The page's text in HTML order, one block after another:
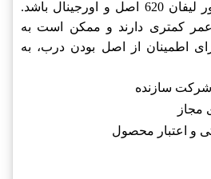
مهم است که درب موتور لیفان 620 اصل و اورجینال باشد.
کمتری دارند و ممکن است به
اطمینان از اصل بودن درب، به
سازنده
مجاز
و اعتبار محصول